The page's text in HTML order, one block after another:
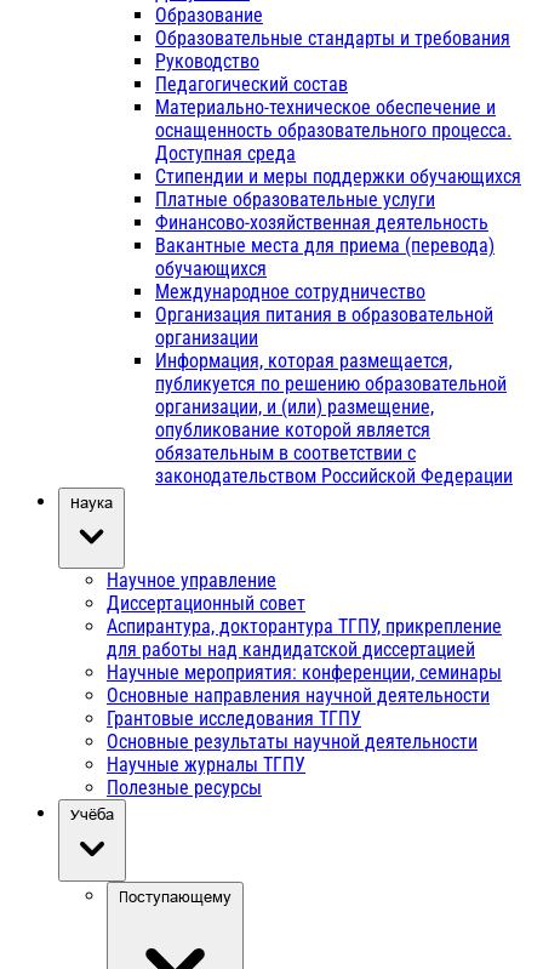
Образование
Образовательные стандарты и требования
Руководство
Педагогический состав
Материально-техническое обеспечение и
оснащенность образовательного процесса.
Доступная среда
Стипендии и меры поддержки обучающихся
Платные образовательные услуги
Финансово-хозяйственная деятельность
Вакантные места для приема (перевода)
обучающихся
Международное сотрудничество
Организация питания в образовательной
организации
Информация, которая размещается,
публикуется по решению образовательной
организации, и (или) размещение,
опубликование которой является
обязательным в соответствии с
законодательством Российской Федерации
Наука
Научное управление
Диссертационный совет
Аспирантура, докторантура ТГПУ, прикрепление
для работы над кандидатской диссертацией
Научные мероприятия: конференции, семинары
Основные направления научной деятельности
Грантовые исследования ТГПУ
Основные результаты научной деятельности
Научные журналы ТГПУ
Полезные ресурсы
Учёба
Поступающему